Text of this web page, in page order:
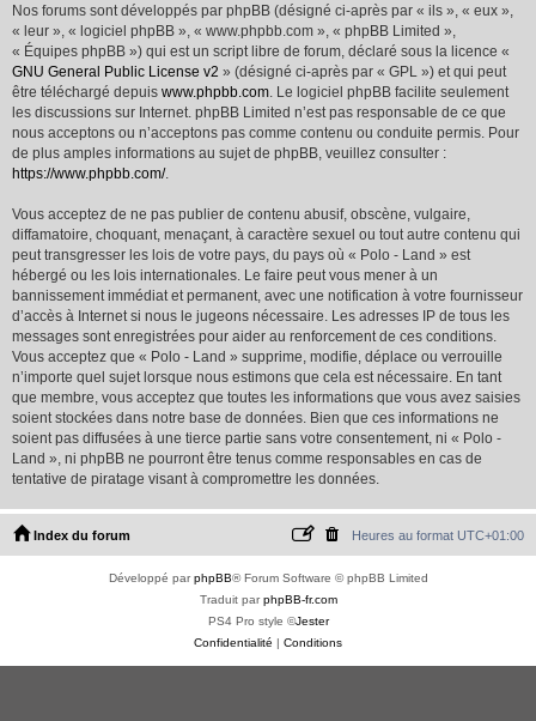
Nos forums sont développés par phpBB (désigné ci-après par « ils », « eux »,
« leur », « logiciel phpBB », « www.phpbb.com », « phpBB Limited »,
« Équipes phpBB ») qui est un script libre de forum, déclaré sous la licence «
GNU General Public License v2 » (désigné ci-après par « GPL ») et qui peut
être téléchargé depuis www.phpbb.com. Le logiciel phpBB facilite seulement
les discussions sur Internet. phpBB Limited n’est pas responsable de ce que
nous acceptons ou n’acceptons pas comme contenu ou conduite permis. Pour
de plus amples informations au sujet de phpBB, veuillez consulter :
https://www.phpbb.com/.
Vous acceptez de ne pas publier de contenu abusif, obscène, vulgaire,
diffamatoire, choquant, menaçant, à caractère sexuel ou tout autre contenu qui
peut transgresser les lois de votre pays, du pays où « Polo - Land » est
hébergé ou les lois internationales. Le faire peut vous mener à un
bannissement immédiat et permanent, avec une notification à votre fournisseur
d’accès à Internet si nous le jugeons nécessaire. Les adresses IP de tous les
messages sont enregistrées pour aider au renforcement de ces conditions.
Vous acceptez que « Polo - Land » supprime, modifie, déplace ou verrouille
n’importe quel sujet lorsque nous estimons que cela est nécessaire. En tant
que membre, vous acceptez que toutes les informations que vous avez saisies
soient stockées dans notre base de données. Bien que ces informations ne
soient pas diffusées à une tierce partie sans votre consentement, ni « Polo -
Land », ni phpBB ne pourront être tenus comme responsables en cas de
tentative de piratage visant à compromettre les données.
Index du forum Heures au format UTC+01:00
Développé parphpBB® Forum Software © phpBB Limited
Traduit parphpBB-fr.com
PS4 Pro style ©Jester
Confidentialité | Conditions